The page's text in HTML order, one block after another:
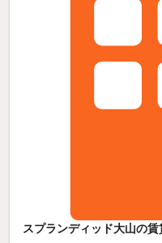
スプランディッド大山の賃